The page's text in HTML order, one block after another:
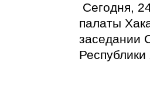
Сегодня,
палаты
заседании
Республики